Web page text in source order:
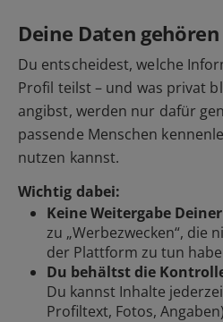
Deine Daten
Du entscheidest, welche
Profil teilst – und was privat
angibst, werden nur dafür
passende Menschen
nutzen kannst.
Wichtig dabei:
Keine Weitergabe
zu „Werbezwecken“, die
der Plattform zu tun
Du behältst die
Du kannst Inhalte
Profiltext, Fotos,